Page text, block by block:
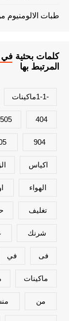
طبات
كلمات بحثية
المرتبط بها
-1-1ماكينات
404
505
904
اكياس
الهواء
تغليف
شرنك
فى في
ماكينات
من